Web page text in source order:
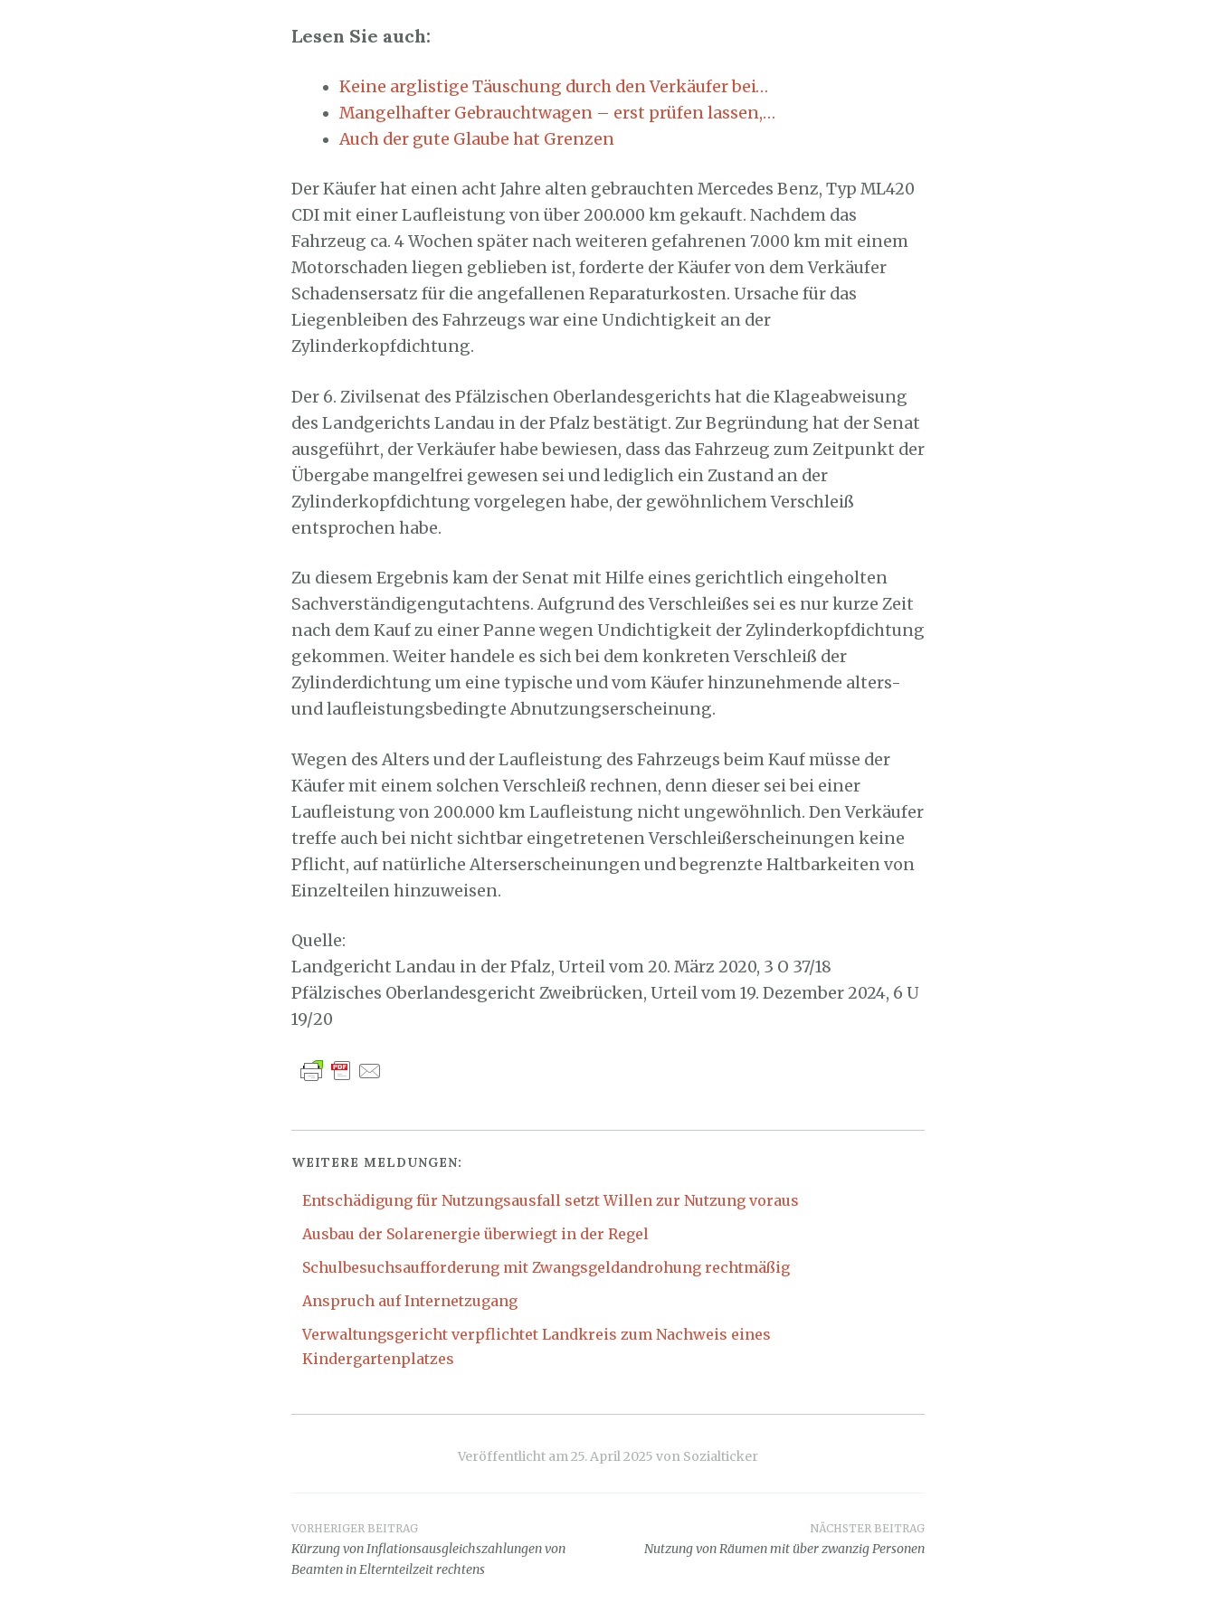
Lesen Sie auch:
Keine arglistige Täuschung durch den Verkäufer bei…
Mangelhafter Gebrauchtwagen – erst prüfen lassen,…
Auch der gute Glaube hat Grenzen
Der Käufer hat einen acht Jahre alten gebrauchten Mercedes Benz, Typ ML420
CDI mit einer Laufleistung von über 200.000 km gekauft. Nachdem das
Fahrzeug ca. 4 Wochen später nach weiteren gefahrenen 7.000 km mit einem
Motorschaden liegen geblieben ist, forderte der Käufer von dem Verkäufer
Schadensersatz für die angefallenen Reparaturkosten. Ursache für das
Liegenbleiben des Fahrzeugs war eine Undichtigkeit an der
Zylinderkopfdichtung.
Der 6. Zivilsenat des Pfälzischen Oberlandesgerichts hat die Klageabweisung
des Landgerichts Landau in der Pfalz bestätigt. Zur Begründung hat der Senat
ausgeführt, der Verkäufer habe bewiesen, dass das Fahrzeug zum Zeitpunkt der
Übergabe mangelfrei gewesen sei und lediglich ein Zustand an der
Zylinderkopfdichtung vorgelegen habe, der gewöhnlichem Verschleiß
entsprochen habe.
Zu diesem Ergebnis kam der Senat mit Hilfe eines gerichtlich eingeholten
Sachverständigengutachtens. Aufgrund des Verschleißes sei es nur kurze Zeit
nach dem Kauf zu einer Panne wegen Undichtigkeit der Zylinderkopfdichtung
gekommen. Weiter handele es sich bei dem konkreten Verschleiß der
Zylinderdichtung um eine typische und vom Käufer hinzunehmende alters-
und laufleistungsbedingte Abnutzungserscheinung.
Wegen des Alters und der Laufleistung des Fahrzeugs beim Kauf müsse der
Käufer mit einem solchen Verschleiß rechnen, denn dieser sei bei einer
Laufleistung von 200.000 km Laufleistung nicht ungewöhnlich. Den Verkäufer
treffe auch bei nicht sichtbar eingetretenen Verschleißerscheinungen keine
Pflicht, auf natürliche Alterserscheinungen und begrenzte Haltbarkeiten von
Einzelteilen hinzuweisen.
Quelle:
Landgericht Landau in der Pfalz, Urteil vom 20. März 2020, 3 O 37/18
Pfälzisches Oberlandesgericht Zweibrücken, Urteil vom 19. Dezember 2024, 6 U
19/20
WEITERE MELDUNGEN:
Entschädigung für Nutzungsausfall setzt Willen zur Nutzung voraus
Ausbau der Solarenergie überwiegt in der Regel
Schulbesuchsaufforderung mit Zwangsgeldandrohung rechtmäßig
Anspruch auf Internetzugang
Verwaltungsgericht verpflichtet Landkreis zum Nachweis eines
Kindergartenplatzes
Veröffentlicht am25. April 2025 von Sozialticker
Beitragsnavigation
VORHERIGER BEITRAG
Kürzung von Inflationsausgleichszahlungen von
Beamten in Elternteilzeit rechtens
NÄCHSTER BEITRAG
Nutzung von Räumen mit über zwanzig Personen